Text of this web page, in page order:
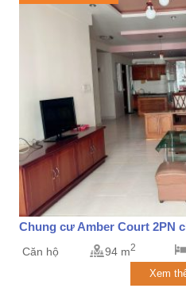
Chung cư Amber Court 2PN
Căn hộ 94 m2
Xem